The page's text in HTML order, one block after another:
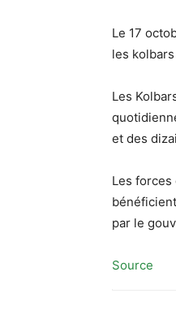
Le 17
les
Les
et des
Les
par le
Source